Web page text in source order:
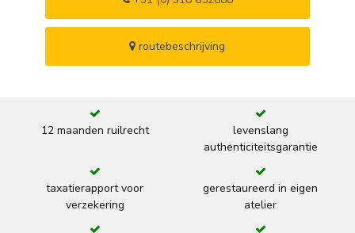
routebeschrijving
12 maanden ruilrecht
levenslang
authenticiteitsgarantie
taxatierapport voor
verzekering
gerestaureerd in eigen
atelier